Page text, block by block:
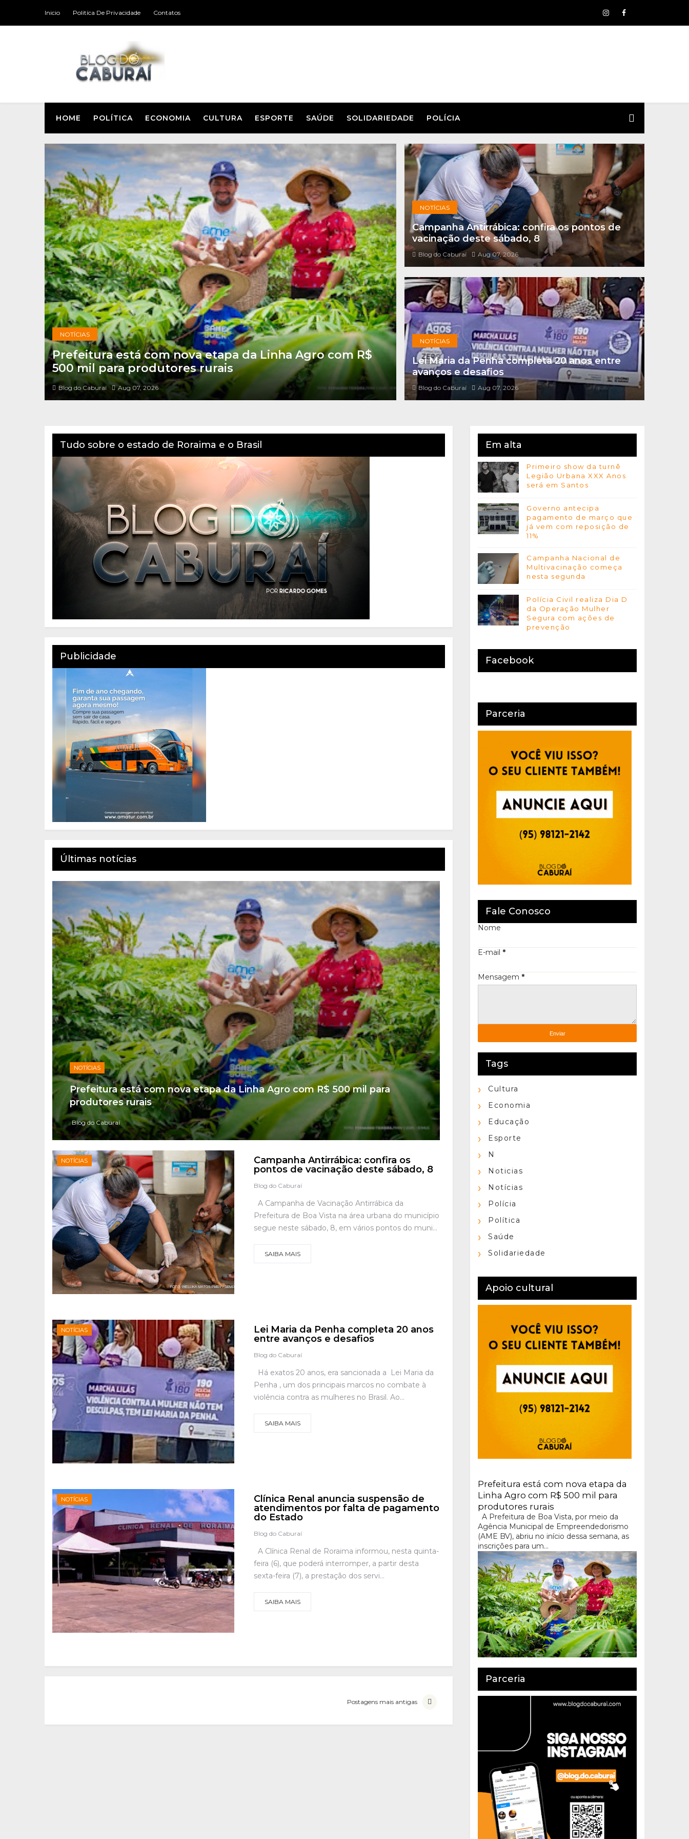
Inicio Politíca De Privacidade Contatos
HOME POLÍTICA ECONOMIA CULTURA ESPORTE SAÚDE SOLIDARIEDADE POLÍCIA
NOTÍCIAS
Prefeitura está com nova etapa da Linha Agro com R$
500 mil para produtores rurais
Blog do Caburaí Aug 07, 2026
NOTÍCIAS
Campanha Antirrábica: confira os pontos de
vacinação deste sábado, 8
Blog do Caburaí Aug 07, 2026
NOTÍCIAS
Lei Maria da Penha completa 20 anos entre
avanços e desafios
Blog do Caburaí Aug 07, 2026
Tudo sobre o estado de Roraima e o Brasil
Publicidade
Últimas notícias
NOTÍCIAS
Prefeitura está com nova etapa da Linha Agro com R$ 500 mil para
produtores rurais
Blog do Caburaí
NOTÍCIAS
Campanha Antirrábica: confira os
pontos de vacinação deste sábado, 8
Blog do Caburaí
A Campanha de Vacinação Antirrábica da
Prefeitura de Boa Vista na área urbana do município
segue neste sábado, 8, em vários pontos do muni...
SAIBA MAIS
NOTÍCIAS
Lei Maria da Penha completa 20 anos
entre avanços e desafios
Blog do Caburaí
Há exatos 20 anos, era sancionada a Lei Maria da
Penha , um dos principais marcos no combate à
violência contra as mulheres no Brasil. Ao...
SAIBA MAIS
NOTÍCIAS
Clínica Renal anuncia suspensão de
atendimentos por falta de pagamento
do Estado
Blog do Caburaí
A Clínica Renal de Roraima informou, nesta quinta-
feira (6), que poderá interromper, a partir desta
sexta-feira (7), a prestação dos servi...
SAIBA MAIS
Postagens mais antigas
Em alta
Primeiro show da turnê
Legião Urbana XXX Anos
será em Santos
Governo antecipa
pagamento de março que
já vem com reposição de
11%
Campanha Nacional de
Multivacinação começa
nesta segunda
Polícia Civil realiza Dia D
da Operação Mulher
Segura com ações de
prevenção
Facebook
Parceria
Fale Conosco
Nome
E-mail *
Mensagem *
Tags
Cultura
Economia
Educação
Esporte
N
Noticias
Notícias
Polícia
Política
Saúde
Solidariedade
Apoio cultural
Prefeitura está com nova etapa da
Linha Agro com R$ 500 mil para
produtores rurais
A Prefeitura de Boa Vista, por meio da
Agência Municipal de Empreendedorismo
(AME BV), abriu no início dessa semana, as
inscrições para um...
Parceria